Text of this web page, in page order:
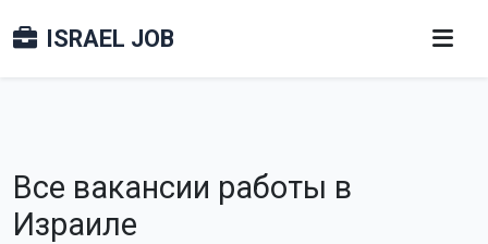
ISRAEL JOB
Все вакансии работы в
Израиле